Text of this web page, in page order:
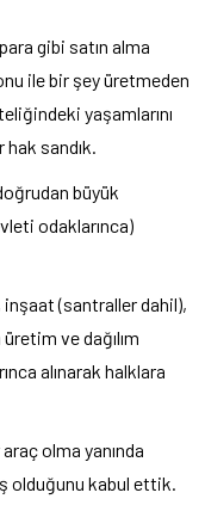
para gibi satın alma
ile bir şey üretmeden
yaşamlarını
sandık.
büyük
odaklarınca)
(santraller dahil),
ve dağılım
alınarak halklara
olma yanında
olduğunu kabul ettik.